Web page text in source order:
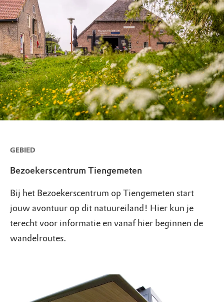
GEBIED
Bezoekerscentrum Tiengemeten
Bij het Bezoekerscentrum op Tiengemeten start
jouw avontuur op dit natuureiland! Hier kun je
terecht voor informatie en vanaf hier beginnen de
wandelroutes.